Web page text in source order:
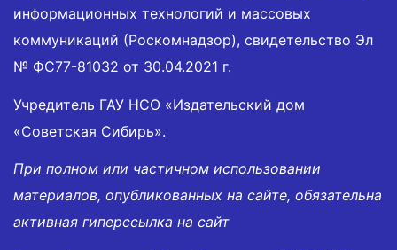
информационных технологий и массовых
коммуникаций (Роскомнадзор), свидетельство Эл
№ ФС77-81032 от 30.04.2021 г.
Учредитель ГАУ НСО «Издательский дом
«Советская Сибирь».
При полном или частичном использовании
материалов, опубликованных на сайте, обязательна
активная гиперссылка на сайт